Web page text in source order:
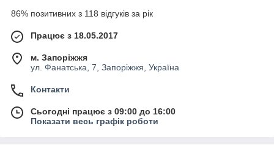
86% позитивних з 118 відгуків за рік
Працює з 18.05.2017
м. Запоріжжя
ул. Фанатська, 7, Запоріжжя, Україна
Контакти
Сьогодні працює з 09:00 до 16:00
Показати весь графік роботи